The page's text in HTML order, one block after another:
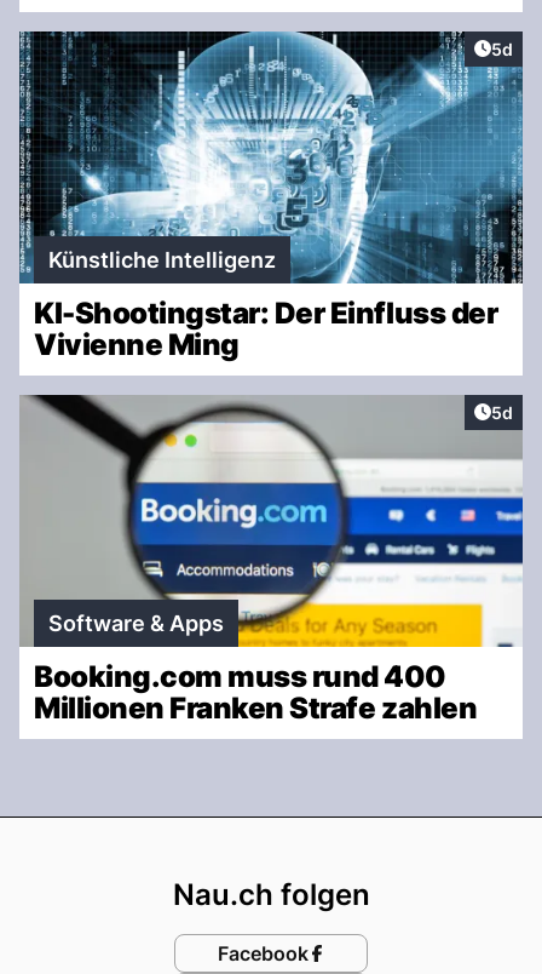
5d
Künstliche Intelligenz
KI-Shootingstar: Der Einfluss der
Vivienne Ming
5d
Software & Apps
Booking.com muss rund 400
Millionen Franken Strafe zahlen
Nau.ch folgen
Facebook